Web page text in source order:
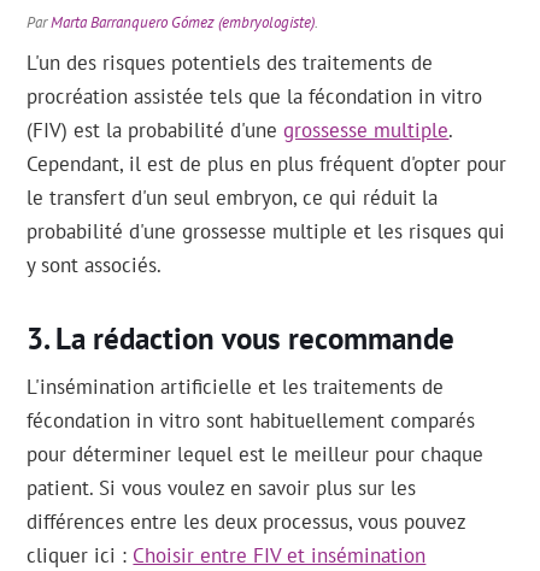
ParMarta Barranquero Gómez (embryologiste).
L'un des risques potentiels des traitements de
procréation assistée tels que la fécondation in vitro
(FIV) est la probabilité d'unegrossesse multiple.
Cependant, il est de plus en plus fréquent d'opter pour
le transfert d'un seul embryon, ce qui réduit la
probabilité d'une grossesse multiple et les risques qui
y sont associés.
La rédaction vous recommande
L'insémination artificielle et les traitements de
fécondation in vitro sont habituellement comparés
pour déterminer lequel est le meilleur pour chaque
patient. Si vous voulez en savoir plus sur les
différences entre les deux processus, vous pouvez
cliquer ici : Choisir entre FIV et insémination